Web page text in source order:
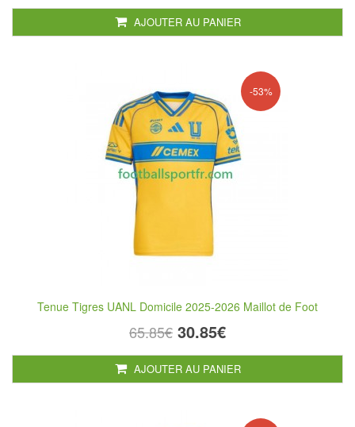
AJOUTER AU PANIER
-53%
Tenue Tigres UANL Domicile 2025-2026 Maillot de Foot
65.85€ 30.85€
AJOUTER AU PANIER